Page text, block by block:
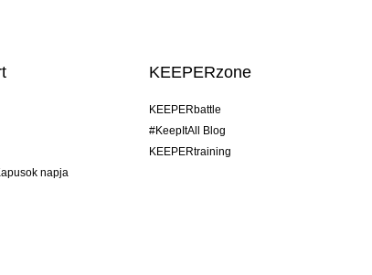
napja
KEEPERzone
KEEPERbattle
#KeepItAll Blog
KEEPERtraining